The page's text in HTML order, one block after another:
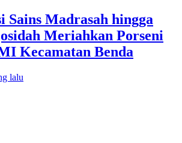
Sains Madrasah hingga
Meriahkan Porseni
Kecamatan Benda
lalu